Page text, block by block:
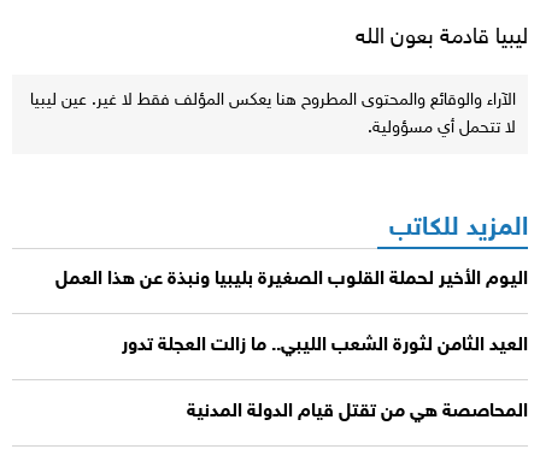
ليبيا قادمة بعون الله
الآراء والوقائع والمحتوى المطروح هنا يعكس المؤلف فقط لا غير. عين ليبيا
لا تتحمل أي مسؤولية.
المزيد للكاتب
اليوم الأخير لحملة القلوب الصغيرة بليبيا ونبذة عن هذا العمل
العيد الثامن لثورة الشعب الليبي.. ما زالت العجلة تدور
المحاصصة هي من تقتل قيام الدولة المدنية